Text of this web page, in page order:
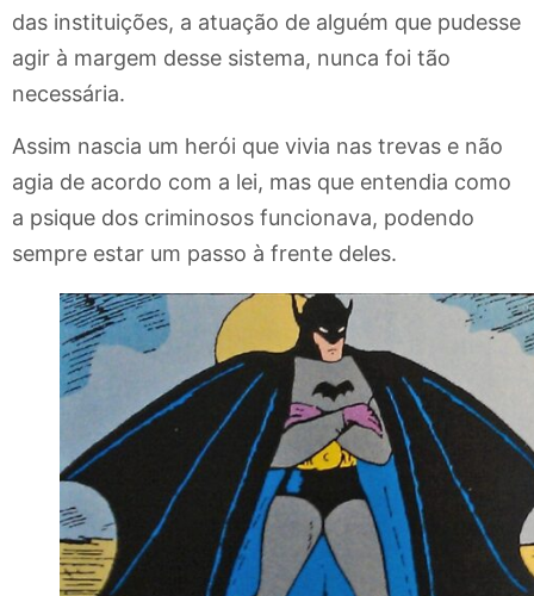
das instituições, a atuação de alguém que pudesse
agir à margem desse sistema, nunca foi tão
necessária.
Assim nascia um herói que vivia nas trevas e não
agia de acordo com a lei, mas que entendia como
a psique dos criminosos funcionava, podendo
sempre estar um passo à frente deles.